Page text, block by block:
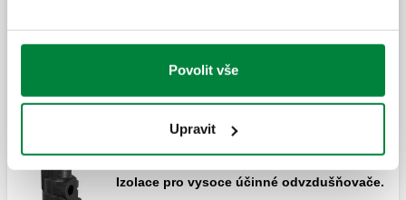
Povolit vše
Upravit
CALEFFI HED®, Vysoce účinný
čerpadel.
Izolace pro vysoce účinné odvzdušňovače.